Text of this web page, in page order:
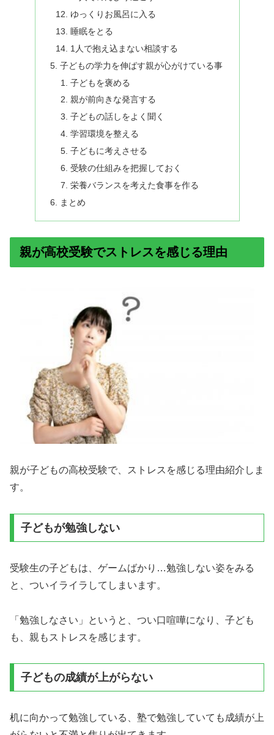
ゆっくりお風呂に入る
睡眠をとる
1人で抱え込まない相談する
子どもの学力を伸ばす親が心がけている事
子どもを褒める
親が前向きな発言する
子どもの話しをよく聞く
学習環境を整える
子どもに考えさせる
受験の仕組みを把握しておく
栄養バランスを考えた食事を作る
まとめ
親が高校受験でストレスを感じる理由
親が子どもの高校受験で、ストレスを感じる理由紹介しま
す。
子どもが勉強しない
受験生の子どもは、ゲームばかり…勉強しない姿をみる
と、ついイライラしてしまいます。
「勉強しなさい」というと、つい口喧嘩になり、子ども
も、親もストレスを感じます。
子どもの成績が上がらない
机に向かって勉強している、塾で勉強していても成績が上